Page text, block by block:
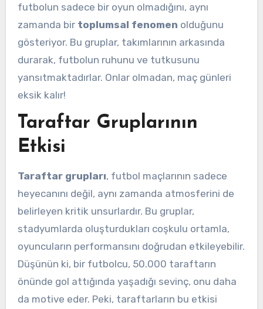
futbolun sadece bir oyun olmadığını, aynı
zamanda bir toplumsal fenomen olduğunu
gösteriyor. Bu gruplar, takımlarının arkasında
durarak, futbolun ruhunu ve tutkusunu
yansıtmaktadırlar. Onlar olmadan, maç günleri
eksik kalır!
Taraftar Gruplarının
Etkisi
Taraftar grupları, futbol maçlarının sadece
heyecanını değil, aynı zamanda atmosferini de
belirleyen kritik unsurlardır. Bu gruplar,
stadyumlarda oluşturdukları coşkulu ortamla,
oyuncuların performansını doğrudan etkileyebilir.
Düşünün ki, bir futbolcu, 50.000 taraftarın
önünde gol attığında yaşadığı sevinç, onu daha
da motive eder. Peki, taraftarların bu etkisi